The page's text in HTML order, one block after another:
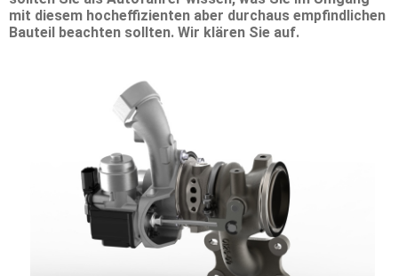
mit diesem hocheffizienten aber durchaus empfindlichen
Bauteil beachten sollten. Wir klären Sie auf.